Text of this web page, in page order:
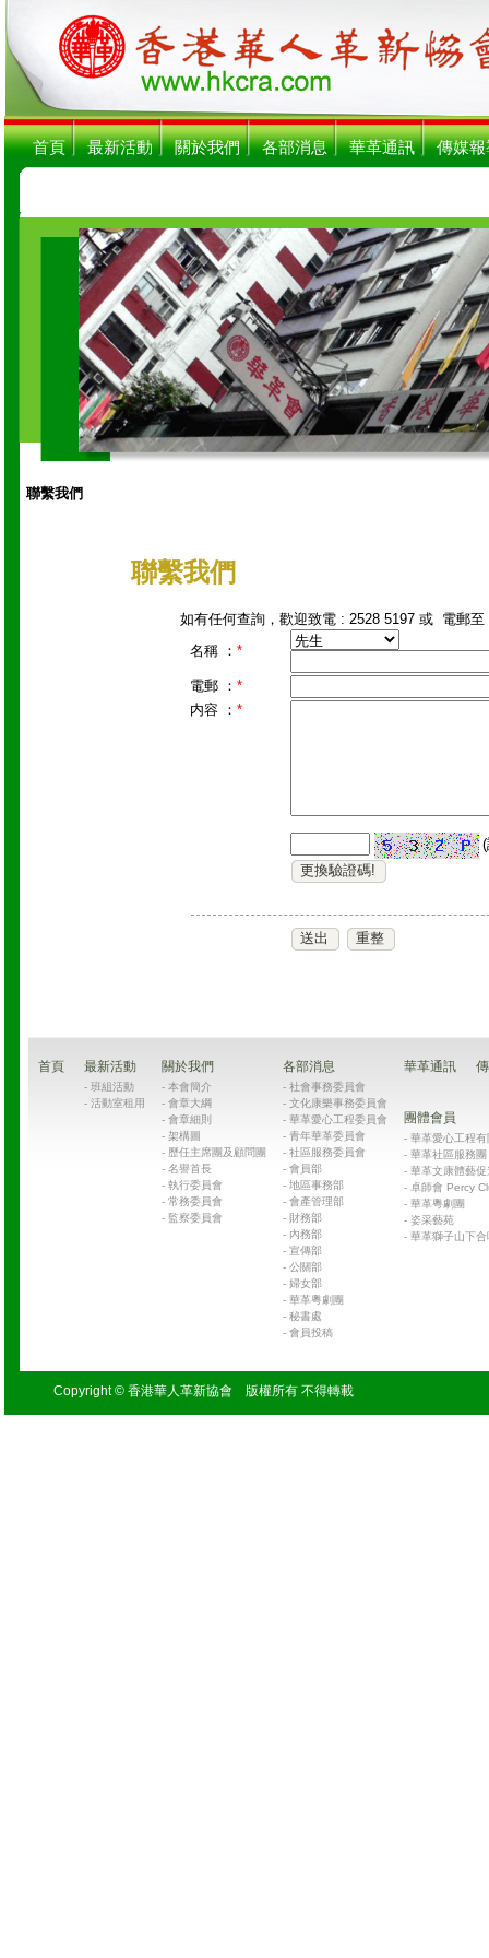
首頁 最新活動 關於我們 各部消息 華革通訊 傳媒報
聯繫我們
聯繫我們
如有任何查詢，歡迎致電 : 2528 5197 或 電郵
名稱 ：*
電郵 ：*
内容 ：*
更換驗證碼!
送出 重整
首頁 最新活動
- 班組活動
- 活動室租用
關於我們
- 本會簡介
- 會章大綱
- 會章細則
- 架構圖
- 歷任主席團及顧問團
- 名譽首長
- 執行委員會
- 常務委員會
- 監察委員會
各部消息
- 社會事務委員會
- 文化康樂事務委員會
- 華革愛心工程委員會
- 青年華革委員會
- 社區服務委員會
- 會員部
- 地區事務部
- 會產管理部
- 財務部
- 內務部
- 宣傳部
- 公關部
- 婦女部
- 華革粵劇團
- 秘書處
- 會員投稿
華革通訊
團體會員
- 華革愛心工程
- 華革社區服務
- 華革文康體藝促
- 卓師會 Percy
- 華革粵劇團
- 姿采藝苑
- 華革獅子山下
Copyright © 香港華人革新協會 版權所有 不得轉載